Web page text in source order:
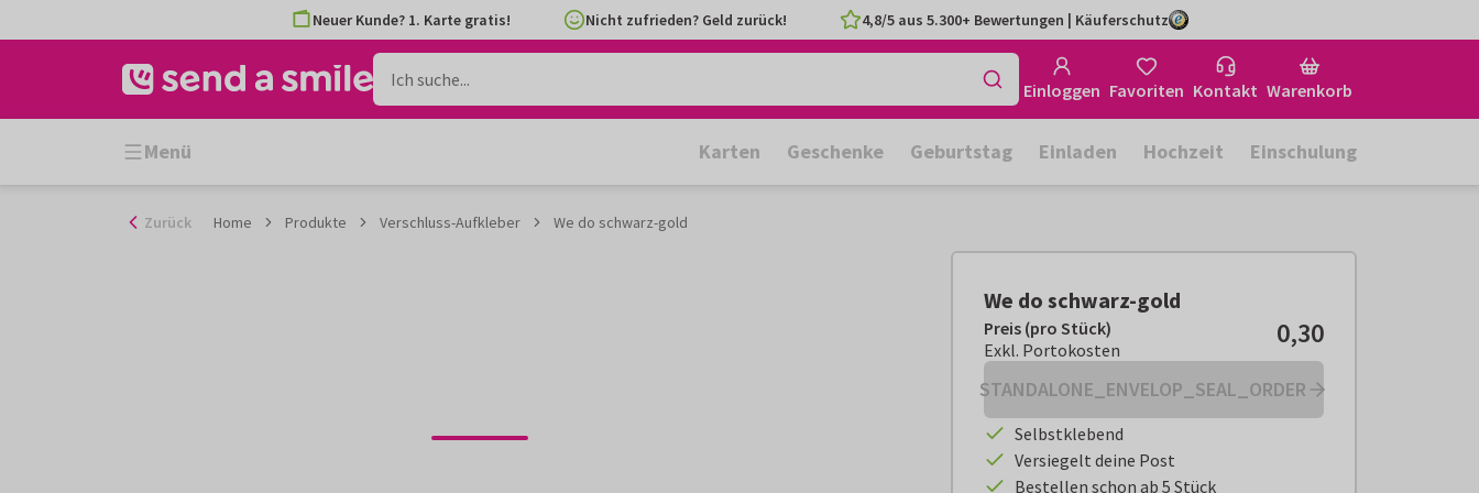
Inhalt
Neuer Kunde? 1. Karte gratis! Nicht zufrieden? Geld zurück! 4,8/5 aus 5.300+ Bewertungen | Käuferschutz
Einloggen Favoriten Kontakt Warenkorb
Menü Karten Geschenke Geburtstag Einladen Hochzeit Einschulung
Zurück Home Produkte Verschluss-Aufkleber We do schwarz-gold
We do schwarz-gold
Preis (pro Stück): Exkl. Portokosten
Preis (pro Stück)
Exkl. Portokosten
0,30
STANDALONE_ENVELOP_SEAL_ORDER
Selbstklebend
Versiegelt deine Post
Bestellen schon ab 5 Stück